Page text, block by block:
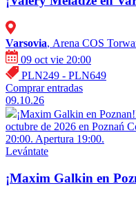
Varsovia, Arena COS
09 oct vie 20:00
PLN249 - PLN649
Comprar entradas
09.10.26
¡Maxim Galkin en Poznan!
octubre de 2026 en Poznań
20:00. Apertura 19:00.
Levántate
¡Maxim Galkin en